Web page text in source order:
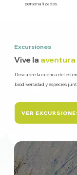
personalizados.
Excursiones
Vive la aventura
Descubre la cuenca del
biodiversidad y especies
VER